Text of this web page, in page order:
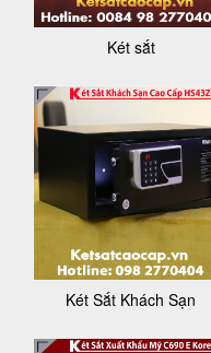
Két sắt
Két Sắt Khách Sạn